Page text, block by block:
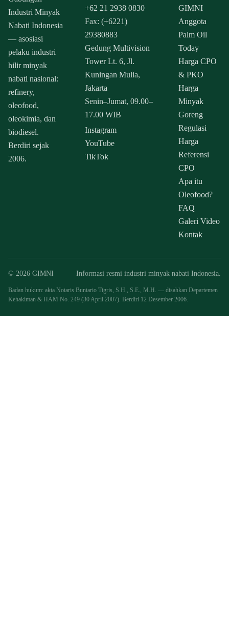
Industri Minyak
Nabati Indonesia
— asosiasi
pelaku industri
hilir minyak
nabati nasional:
refinery,
oleofood,
oleokimia, dan
biodiesel.
Berdiri sejak
2006.
+62 21 2938 0830
Fax: (+6221)
29380883
Gedung Multivision
Tower Lt. 6, Jl.
Kuningan Mulia,
Jakarta
Senin–Jumat, 09.00–
17.00 WIB
Instagram
YouTube
TikTok
GIMNI
Anggota
Palm Oil
Today
Harga CPO
& PKO
Harga
Minyak
Goreng
Regulasi
Harga
Referensi
CPO
Apa itu
Oleofood?
FAQ
Galeri Video
Kontak
© 2026 GIMNI Informasi resmi industri minyak nabati Indonesia.
Badan hukum: akta Notaris Buntario Tigris, S.H., S.E., M.H. — disahkan Departemen
Kehakiman & HAM No. 249 (30 April 2007). Berdiri 12 Desember 2006.